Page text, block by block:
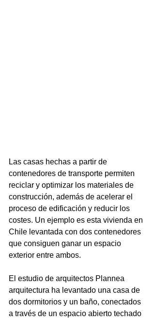
Las casas hechas a partir de
contenedores de transporte permiten
reciclar y optimizar los materiales de
construcción, además de acelerar el
proceso de edificación y reducir los
costes. Un ejemplo es esta vivienda en
Chile levantada con dos contenedores
que consiguen ganar un espacio
exterior entre ambos.
El estudio de arquitectos Plannea
arquitectura ha levantado una casa de
dos dormitorios y un baño, conectados
a través de un espacio abierto techado